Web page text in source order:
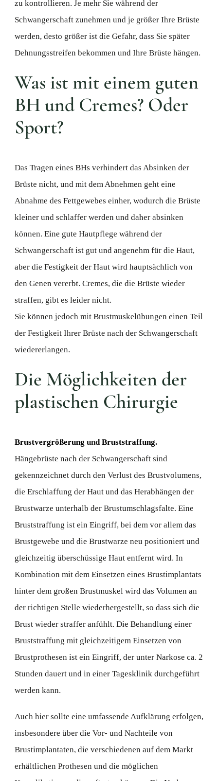
zu kontrollieren. Je mehr Sie während der
Schwangerschaft zunehmen und je größer Ihre Brüste
werden, desto größer ist die Gefahr, dass Sie später
Dehnungsstreifen bekommen und Ihre Brüste hängen.
Was ist mit einem guten
BH und Cremes? Oder
Sport?
Das Tragen eines BHs verhindert das Absinken der
Brüste nicht, und mit dem Abnehmen geht eine
Abnahme des Fettgewebes einher, wodurch die Brüste
kleiner und schlaffer werden und daher absinken
können. Eine gute Hautpflege während der
Schwangerschaft ist gut und angenehm für die Haut,
aber die Festigkeit der Haut wird hauptsächlich von
den Genen vererbt. Cremes, die die Brüste wieder
straffen, gibt es leider nicht.
Sie können jedoch mit Brustmuskelübungen einen Teil
der Festigkeit Ihrer Brüste nach der Schwangerschaft
wiedererlangen.
Die Möglichkeiten der
plastischen Chirurgie
Brustvergrößerung und Bruststraffung.
Hängebrüste nach der Schwangerschaft sind
gekennzeichnet durch den Verlust des Brustvolumens,
die Erschlaffung der Haut und das Herabhängen der
Brustwarze unterhalb der Brustumschlagsfalte. Eine
Bruststraffung ist ein Eingriff, bei dem vor allem das
Brustgewebe und die Brustwarze neu positioniert und
gleichzeitig überschüssige Haut entfernt wird. In
Kombination mit dem Einsetzen eines Brustimplantats
hinter dem großen Brustmuskel wird das Volumen an
der richtigen Stelle wiederhergestellt, so dass sich die
Brust wieder straffer anfühlt. Die Behandlung einer
Bruststraffung mit gleichzeitigem Einsetzen von
Brustprothesen ist ein Eingriff, der unter Narkose ca. 2
Stunden dauert und in einer Tagesklinik durchgeführt
werden kann.
Auch hier sollte eine umfassende Aufklärung erfolgen,
insbesondere über die Vor- und Nachteile von
Brustimplantaten, die verschiedenen auf dem Markt
erhältlichen Prothesen und die möglichen